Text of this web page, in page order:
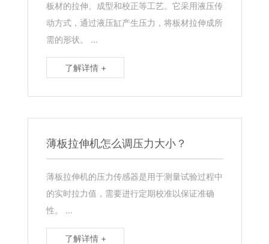
板材的拉伸、成型和校正等工艺。它采用液压传
动方式，通过液压缸产生压力，将板材拉伸成所
需的形状。 ...
了解详情 +
薄板拉伸机怎么调压力大小？
薄板拉伸机的压力传感器是用于测量试验过程中
的实时拉力值，需要进行定期校准以保证准确
性。 ...
了解详情 +